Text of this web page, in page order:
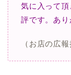
気に入って
評です。 あり
（お店の広